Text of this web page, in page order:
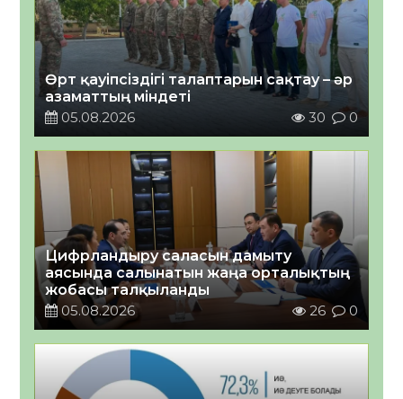
Өрт қауіпсіздігі талаптарын сақтау – әр
азаматтың міндеті
05.08.2026
30 0
Цифрландыру саласын дамыту
аясында салынатын жаңа орталықтың
жобасы талқыланды
05.08.2026
26 0